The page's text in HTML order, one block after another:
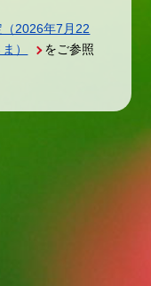
（2026年7月22
）
をご参照